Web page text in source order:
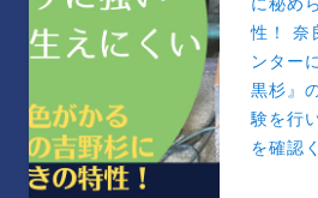
性！ 奈
ンター
黒杉』
験を行
を確認